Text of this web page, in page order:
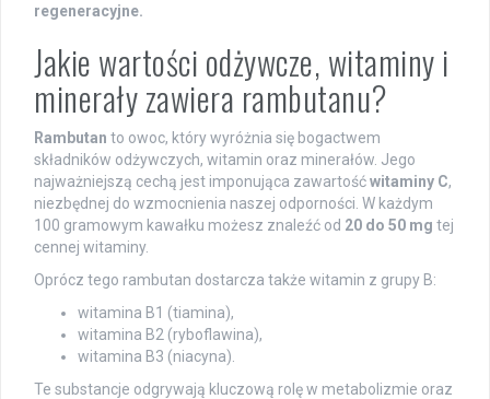
regeneracyjne.
Jakie wartości odżywcze, witaminy i
minerały zawiera rambutanu?
Rambutan to owoc, który wyróżnia się bogactwem
składników odżywczych, witamin oraz minerałów. Jego
najważniejszą cechą jest imponująca zawartośćwitaminy C,
niezbędnej do wzmocnienia naszej odporności. W każdym
100 gramowym kawałku możesz znaleźć od 20 do 50 mg tej
cennej witaminy.
Oprócz tego rambutan dostarcza także witamin z grupy B:
witamina B1 (tiamina),
witamina B2 (ryboflawina),
witamina B3 (niacyna).
Te substancje odgrywają kluczową rolę w metabolizmie oraz